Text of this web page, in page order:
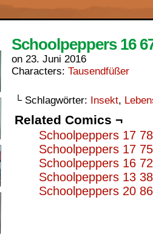
Schoolpeppers 16
on 23. Juni 2016
Characters: Tausendfüßer
└ Schlagwörter: Insekt,
Related Comics ¬
Schoolpeppers 17
Schoolpeppers 17
Schoolpeppers 16
Schoolpeppers 13
Schoolpeppers 20